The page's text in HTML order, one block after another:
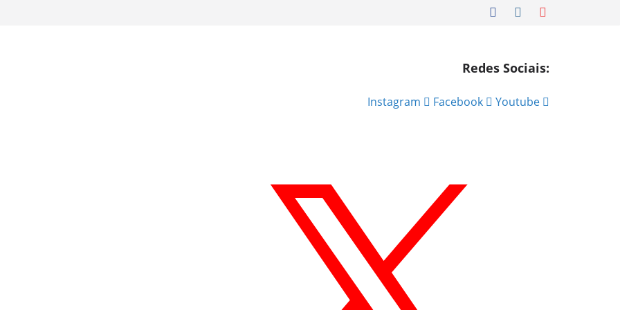
Redes Sociais:
Instagram Facebook Youtube